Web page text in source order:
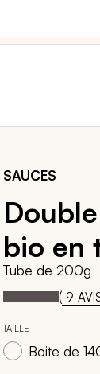
SAUCES
bio en
Tube de 200g
Notation:100
% of
( 9
TAILLE
Boite de